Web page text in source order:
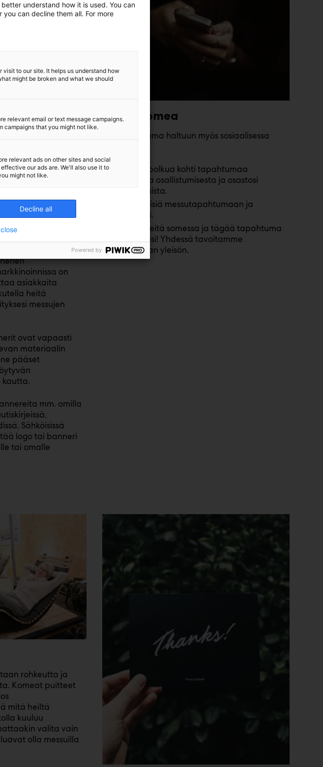
on
asiakkaita
heitä
messujen
ovat vapaasti
materiaalin
pääset
mm. omilla
Sähköisissä
logo tai banneri
tai omalle
Käytä somea
Ota tapahtuma haltuun myös sosiaalisessa
Rakenna polkua kohti tapahtumaa
kertomalla osallistumisesta ja osastosi
tapahtumista.
Kutsu ihmisiä messutapahtumaan ja
osastollesi.
Seuraa meitä somessa ja tägää tapahtuma
postauksiisi! Yhdessä tavoitamme
suuremman yleisön.
rohkeutta ja
Komeat puitteet
mitä heiltä
kuuluu
valita vain
olla messuilla
understand how it is used. You can
can decline them all. For more
to our site. It helps us understand how
might be broken and what we should
relevant email or text message campaigns.
campaigns that you might not like.
relevant ads on other sites and social
our ads are. We'll also use it to
might not like.
Decline all
Powered by